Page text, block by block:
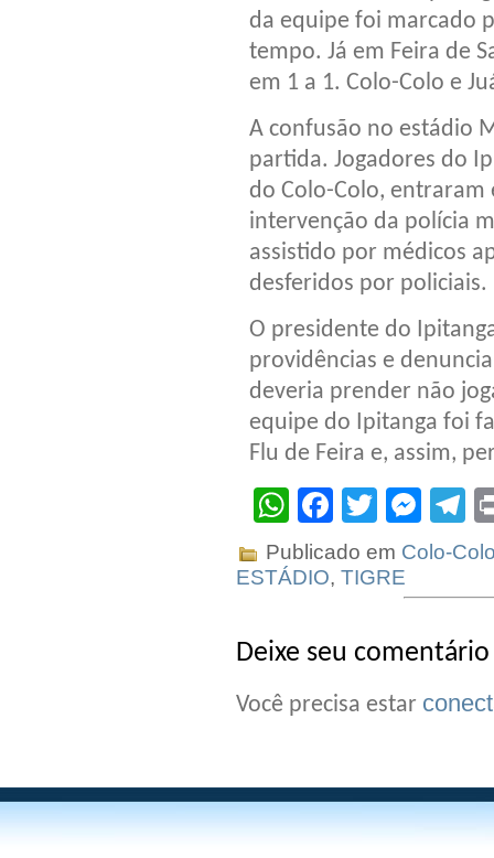
da equipe foi marcado
tempo. Já em Feira de
em 1 a 1. Colo-Colo e
A confusão no estádio
partida. Jogadores do
do Colo-Colo, entraram
intervenção da polícia
assistido por médicos
desferidos por policiais.
O presidente do
providências e
deveria prender não
equipe do Ipitanga foi
Flu de Feira e, assim,
WhatsApp
Facebook
Twitter
Publicado em Colo-
ESTÁDIO, TIGRE
Deixe seu comentário
Você precisa estar